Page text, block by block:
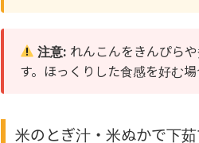
注意: れんこんをきんぴら
す。ほっくりした食感を好む
米のとぎ汁・米ぬかで下